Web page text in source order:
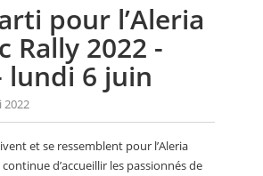
pour l’Aleria
Rally 2022 -
lundi 6 juin
2022
et se ressemblent pour l’Aleria
d’accueillir les passionnés de